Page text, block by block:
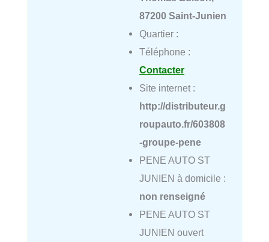
87200 Saint-Junien
Quartier :
Téléphone :
Contacter
Site internet :
http://distributeur.g
roupauto.fr/603808
-groupe-pene
PENE AUTO ST
JUNIEN à domicile :
non renseigné
PENE AUTO ST
JUNIEN ouvert